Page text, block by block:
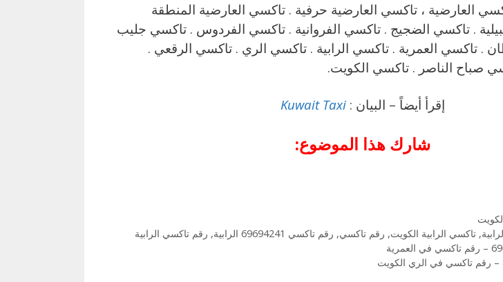
العارضية ، تاكسي العارضية حرفية . تاكسي العارضية المنطقة
. تاكسي الضجيج . تاكسي الفروانية . تاكسي الفردوس . تاكسي جليب
. تاكسي العمرية . تاكسي الرابية . تاكسي الري . تاكسي الرقعي .
صباح الناصر . تاكسي الكويت.
إقرأ أيضاً – البيان :Kuwait Taxi
شارك هذا الموضوع:
, تاكسي الرابية الكويت, رقم تاكسي, رقم تاكسي 69694241 الرابية , رقم تاكسي الرابية
رقم تاكسي في الري الكويت